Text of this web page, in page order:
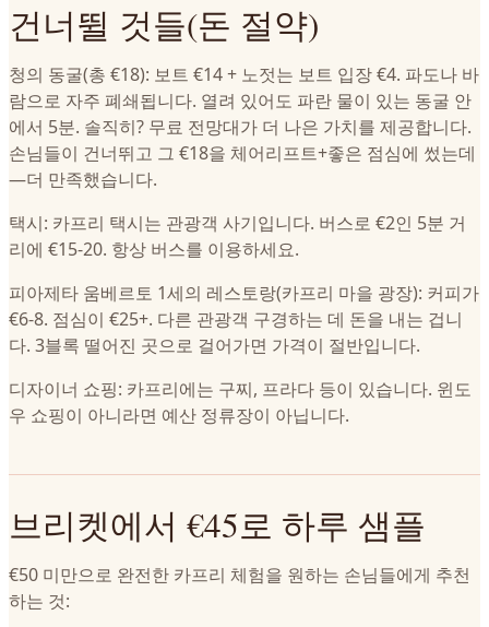
건너뛸 것들(돈 절약)
청의 동굴(총 €18): 보트 €14 + 노젓는 보트 입장 €4. 파도나 바
람으로 자주 폐쇄됩니다. 열려 있어도 파란 물이 있는 동굴 안
에서 5분. 솔직히? 무료 전망대가 더 나은 가치를 제공합니다.
손님들이 건너뛰고 그 €18을 체어리프트+좋은 점심에 썼는데
—더 만족했습니다.
택시: 카프리 택시는 관광객 사기입니다. 버스로 €2인 5분 거
리에 €15-20. 항상 버스를 이용하세요.
피아제타 움베르토 1세의 레스토랑(카프리 마을 광장): 커피가
€6-8. 점심이 €25+. 다른 관광객 구경하는 데 돈을 내는 겁니
다. 3블록 떨어진 곳으로 걸어가면 가격이 절반입니다.
디자이너 쇼핑: 카프리에는 구찌, 프라다 등이 있습니다. 윈도
우 쇼핑이 아니라면 예산 정류장이 아닙니다.
브리켓에서 €45로 하루 샘플
€50 미만으로 완전한 카프리 체험을 원하는 손님들에게 추천
하는 것: